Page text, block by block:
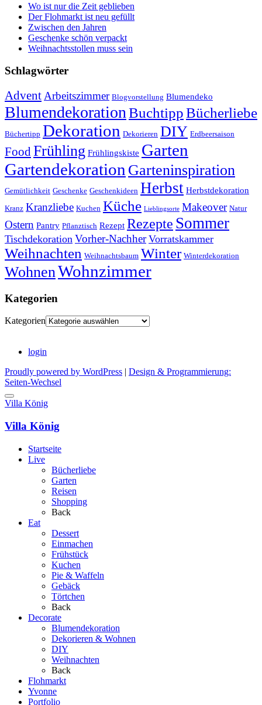
Wo ist nur die Zeit geblieben
Der Flohmarkt ist neu gefüllt
Zwischen den Jahren
Geschenke schön verpackt
Weihnachtsstollen muss sein
Schlagwörter
Advent Arbeitszimmer Blogvorstellung Blumendeko
Blumendekoration BuchtippBücherliebe
Büchertipp Dekoration Dekorieren DIY Erdbeersaison
FoodFrühling Frühlingskiste Garten
Gartendekoration Garteninspiration
Gemütlichkeit Geschenke Geschenkideen Herbst Herbstdekoration
Kranz Kranzliebe Kuchen Küche Lieblingsorte Makeover Natur
Ostern Pantry Pflanztisch Rezept Rezepte Sommer
Tischdekoration Vorher-Nachher Vorratskammer
Weihnachten Weihnachtsbaum Winter Winterdekoration
WohnenWohnzimmer
Kategorien
Kategorien
login
Proudly powered by WordPress
Design & Programmierung:
Seiten-Wechsel
Villa König
Villa König
Startseite
Live
Bücherliebe
Garten
Reisen
Shopping
Back
Eat
Dessert
Einmachen
Frühstück
Kuchen
Pie & Waffeln
Gebäck
Törtchen
Back
Decorate
Blumendekoration
Dekorieren & Wohnen
DIY
Weihnachten
Back
Flohmarkt
Yvonne
Portfolio